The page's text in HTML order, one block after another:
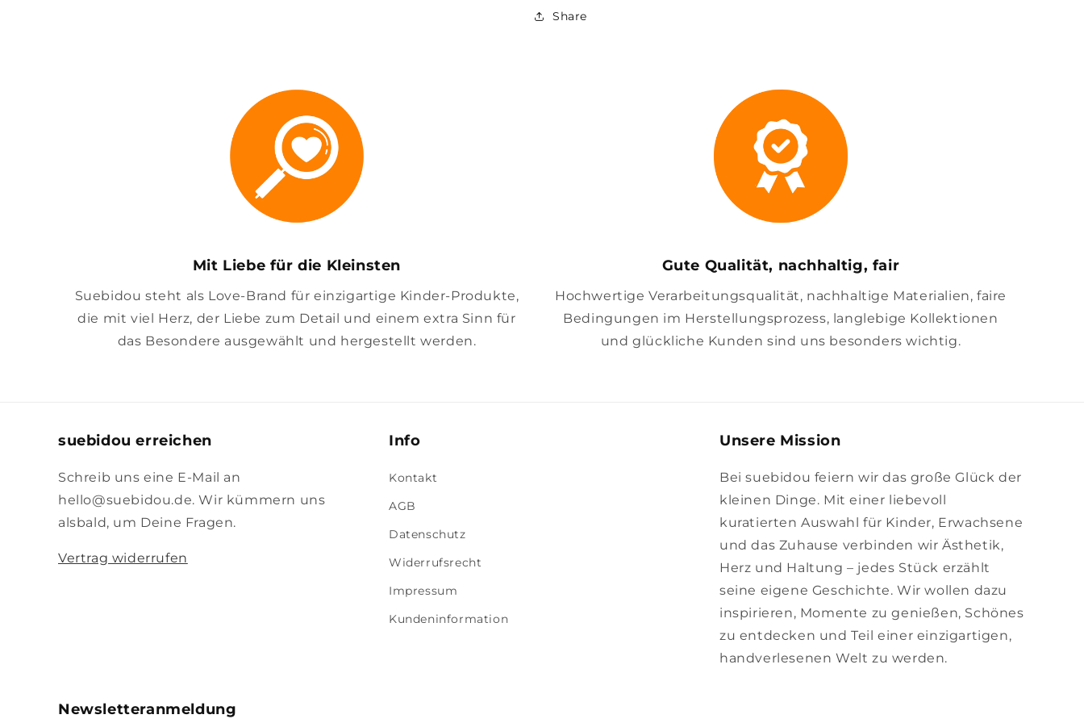
Share
Mit Liebe für die Kleinsten
Suebidou steht als Love-Brand für einzigartige Kinder-Produkte,
die mit viel Herz, der Liebe zum Detail und einem extra Sinn für
das Besondere ausgewählt und hergestellt werden.
Gute Qualität, nachhaltig, fair
Hochwertige Verarbeitungsqualität, nachhaltige Materialien, faire
Bedingungen im Herstellungsprozess, langlebige Kollektionen
und glückliche Kunden sind uns besonders wichtig.
suebidou erreichen
Schreib uns eine E-Mail an
hello@suebidou.de. Wir kümmern uns
alsbald, um Deine Fragen.
Vertrag widerrufen
Info
Kontakt
AGB
Datenschutz
Widerrufsrecht
Impressum
Kundeninformation
Unsere Mission
Bei suebidou feiern wir das große Glück der
kleinen Dinge. Mit einer liebevoll
kuratierten Auswahl für Kinder, Erwachsene
und das Zuhause verbinden wir Ästhetik,
Herz und Haltung – jedes Stück erzählt
seine eigene Geschichte. Wir wollen dazu
inspirieren, Momente zu genießen, Schönes
zu entdecken und Teil einer einzigartigen,
handverlesenen Welt zu werden.
Newsletteranmeldung